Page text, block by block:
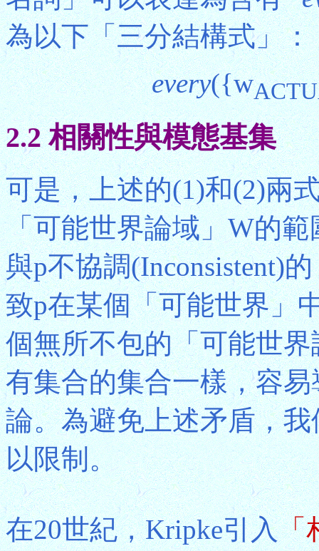
為以下「三分結構式」：
every({w
2.2 相關性與模態基集
可是，上述的(1)和(2)兩
「可能世界論域」W的
與p不協調(Inconsistent)
致p在某個「可能世界」
個無所不包的「可能世
有集合的集合一樣，容
論。為避免上述矛盾，
以限制。
在20世紀，Kripke引入「